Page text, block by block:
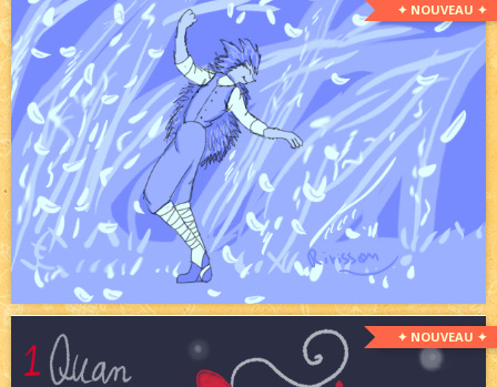
✦ NOUVEAU ✦
✦ NOUVEAU ✦